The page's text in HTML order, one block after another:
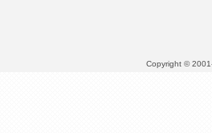
Copyright ©